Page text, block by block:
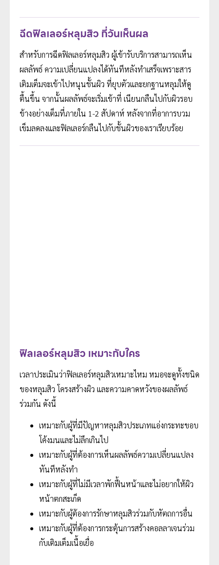
ฉีดฟิลเลอร์หลุมสิว กี่วันเห็นผล
สำหรับการฉีดฟิลเลอร์หลุมสิว ผู้เข้ารับบริการสามารถเห็น
ผลลัพธ์ ความเปลี่ยนแปลงได้ทันทีหลังทำเสร็จเพราะสาร
เติมเต็มจะเข้าไปหนุนชั้นผิว ที่ยุบตัวและยกฐานหลุมให้ดู
ตื้นขึ้น จากนั้นผลลัพธ์จะเริ่มเข้าที่ เนียนกลืนไปกับผิวรอบ
ข้างอย่างเต็มที่ภายใน 1-2 สัปดาห์ หลังจากที่อาการบวม
เข็มลดลงและฟิลเลอร์กลืนไปกับชั้นผิวของเราเรียบร้อย
ฟิลเลอร์หลุมสิว เหมาะกับใคร
เวลาประเมินว่าฟิลเลอร์หลุมสิวเหมาะไหม หมอจะดูทั้งชนิด
ของหลุมสิว โครงสร้างผิว และความคาดหวังของผลลัพธ์
ร่วมกัน ดังนี้
เหมาะกับผู้ที่มีปัญหาหลุมสิวประเภทแอ่งกระทะขอบ
โค้งมนและไม่ลึกเกินไป
เหมาะกับผู้ที่ต้องการเห็นผลลัพธ์ความเปลี่ยนแปลง
ทันทีหลังทำ
เหมาะกับผู้ที่ไม่มีเวลาพักฟื้นหน้าและไม่อยากให้ผิว
หน้าตกสะเก็ด
เหมาะกับผู้ต้องการรักษาหลุมสิวร่วมกับหัตถการอื่น
เหมาะกับผู้ที่ต้องการกระตุ้นการสร้างคอลลาเจนร่วม
กับเติมเต็มเนื้อเยื่อ